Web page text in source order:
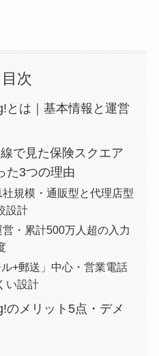
目次
とは｜基本情報と運営
で見た保険スクエア
た3つの理由
規模・通販型と代理店型
設計
・累計500万人超の入力
+郵送」中心・営業電話
い設計
のメリット5点・デメ